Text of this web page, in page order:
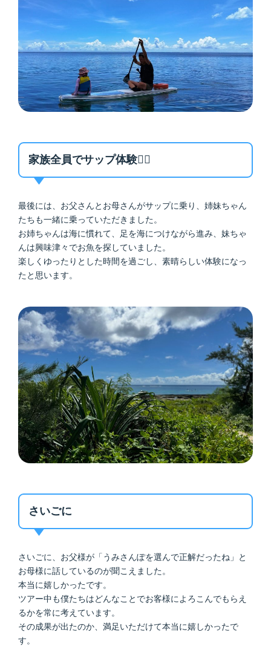
家族全員でサップ体験🏄‍♂️
最後には、お父さんとお母さんがサップに乗り、姉妹ちゃん
たちも一緒に乗っていただきました。
お姉ちゃんは海に慣れて、足を海につけながら進み、妹ちゃ
んは興味津々でお魚を探していました。
楽しくゆったりとした時間を過ごし、素晴らしい体験になっ
たと思います。
さいごに
さいごに、お父様が「うみさんぽを選んで正解だったね」と
お母様に話しているのが聞こえました。
本当に嬉しかったです。
ツアー中も僕たちはどんなことでお客様によろこんでもらえ
るかを常に考えています。
その成果が出たのか、満足いただけて本当に嬉しかったで
す。